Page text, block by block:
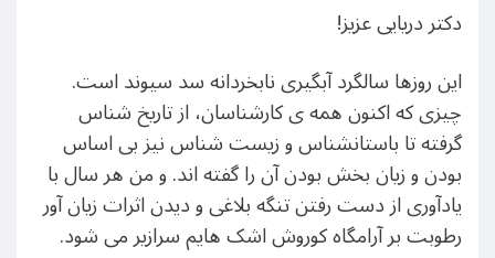
دکتر دریایی عزیز!
این روزها سالگرد آبگیری نابخردانه سد سیوند است.
چیزی که اکنون همه ی کارشناسان، از تاریخ شناس
گرفته تا باستانشناس و زیست شناس نیز بی اساس
بودن و زیان بخش بودن آن را گفته اند. و من هر سال با
یادآوری از دست رفتن تنگه بلاغی و دیدن اثرات زیان آور
رطوبت بر آرامگاه کوروش اشک هایم سرازیر می شود.